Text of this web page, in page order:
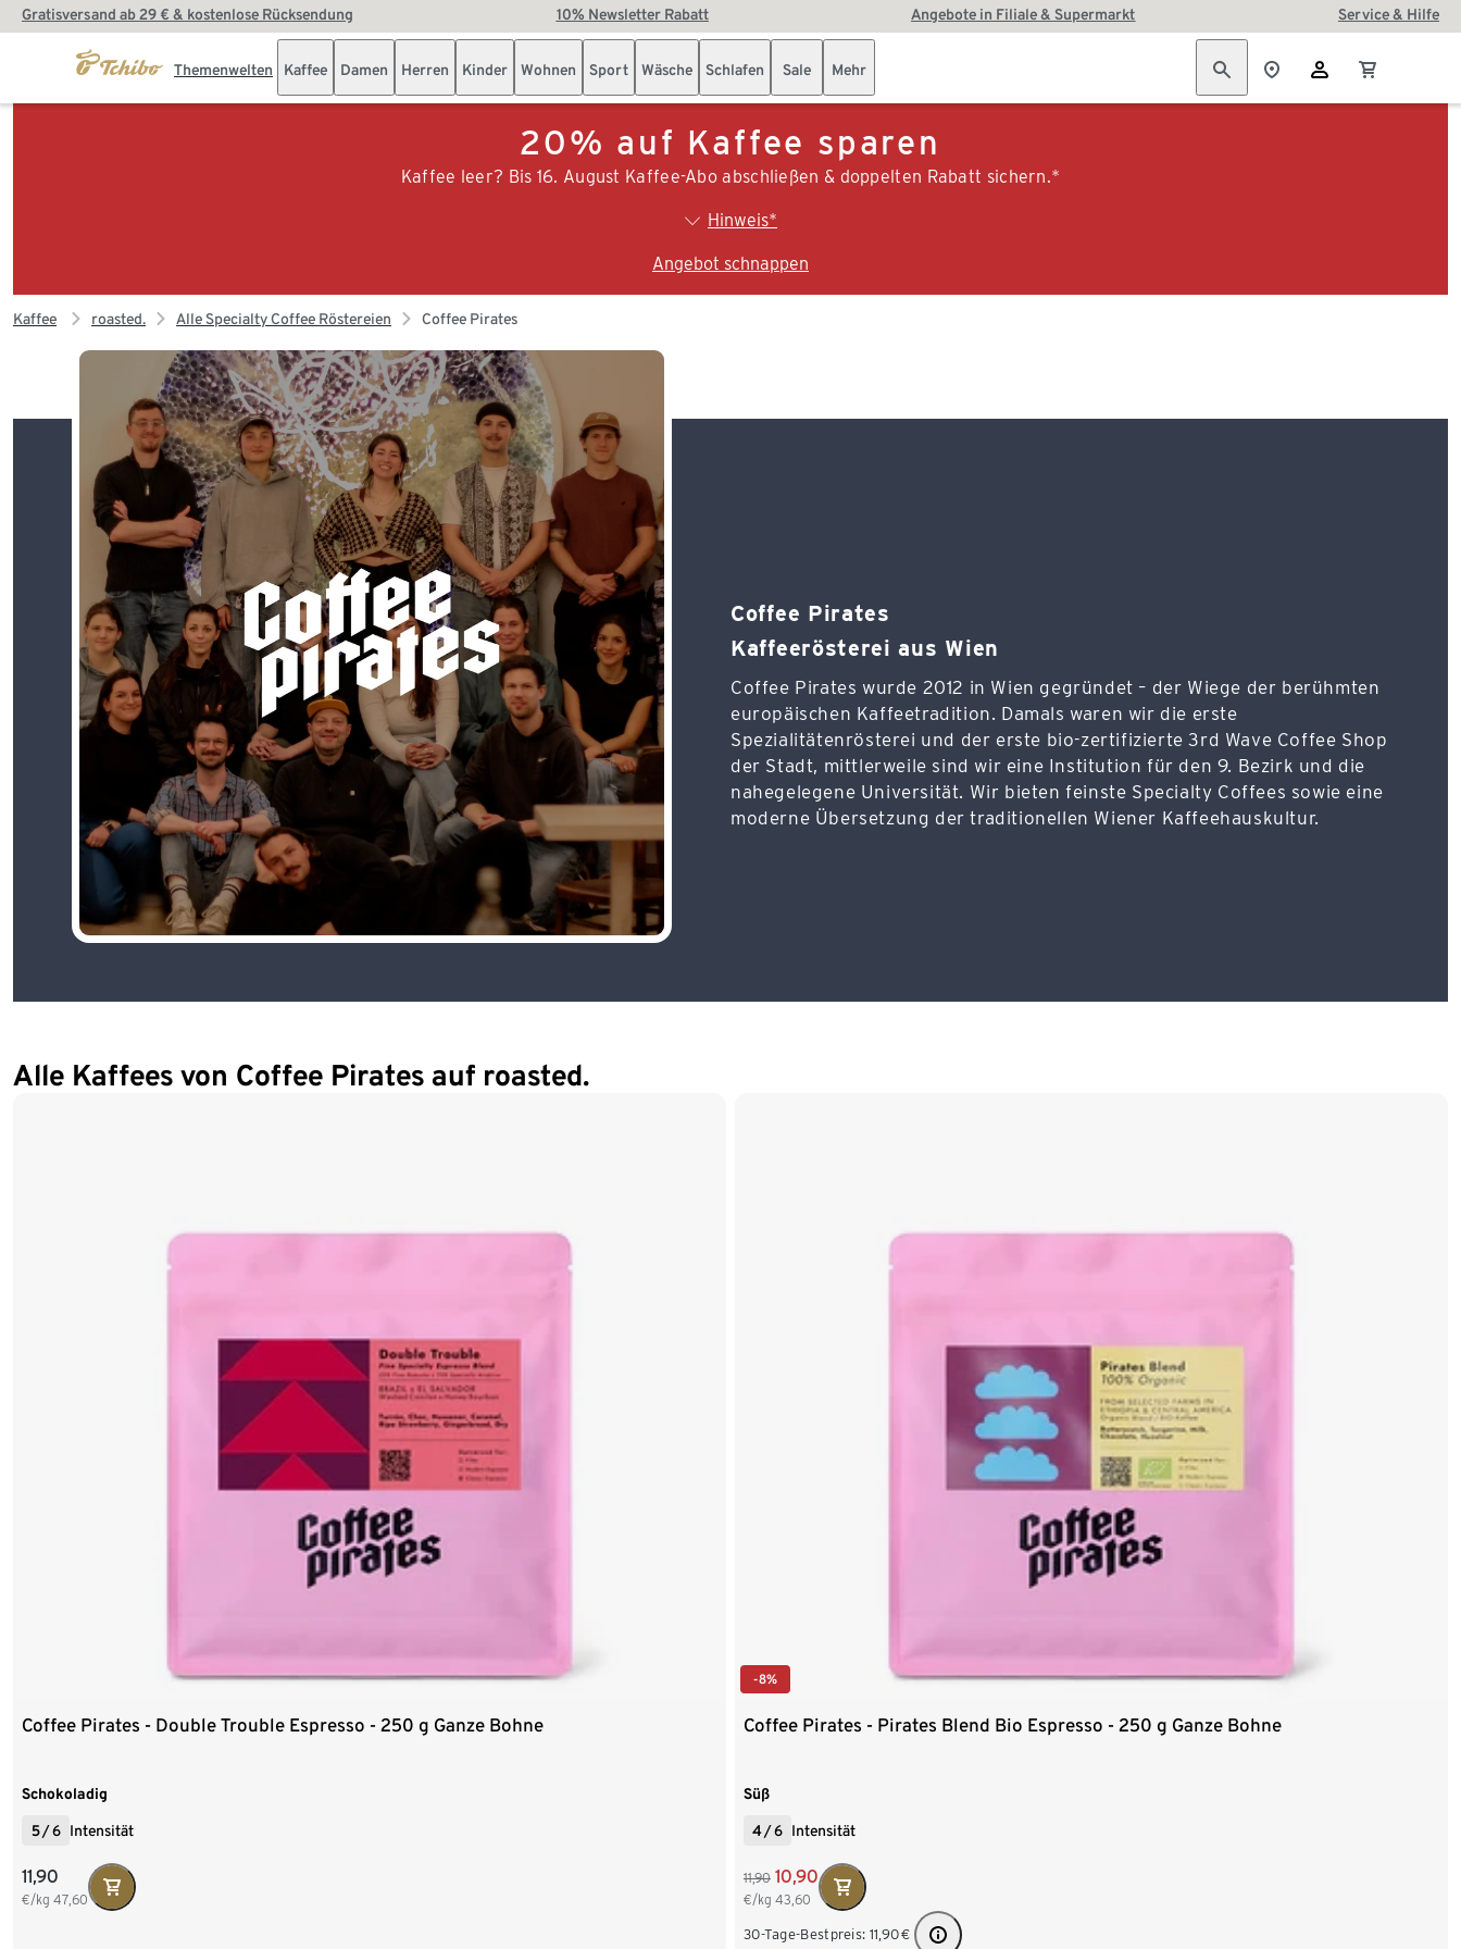
Gratisversand ab 29 € & kostenlose Rücksendung 10% Newsletter Rabatt Angebote in Filiale & Supermarkt Service & Hilfe
Themenwelten Kaffee Damen Herren Kinder Wohnen Sport Wäsche Schlafen Sale Mehr
20% auf Kaffee sparen
Kaffee leer? Bis 16. August Kaffee-Abo abschließen & doppelten Rabatt sichern.*
Hinweis*
Angebot schnappen
Kaffee roasted. Alle Specialty Coffee Röstereien Coffee Pirates
Coffee Pirates
Kaffeerösterei aus Wien
Coffee Pirates wurde 2012 in Wien gegründet – der Wiege der berühmten
europäischen Kaffeetradition. Damals waren wir die erste
Spezialitätenrösterei und der erste bio-zertifizierte 3rd Wave Coffee Shop
der Stadt, mittlerweile sind wir eine Institution für den 9. Bezirk und die
nahegelegene Universität. Wir bieten feinste Specialty Coffees sowie eine
moderne Übersetzung der traditionellen Wiener Kaffeehauskultur.
Alle Kaffees von Coffee Pirates auf roasted.
Coffee Pirates - Double Trouble Espresso - 250 g Ganze Bohne
Schokoladig
5 /6 Intensität
11,90
€/kg 47,60
-8%
Coffee Pirates - Pirates Blend Bio Espresso - 250 g Ganze Bohne
Süß
4/6 Intensität
11,90 10,90
€/kg 43,60
30-Tage-Bestpreis: 11,90€